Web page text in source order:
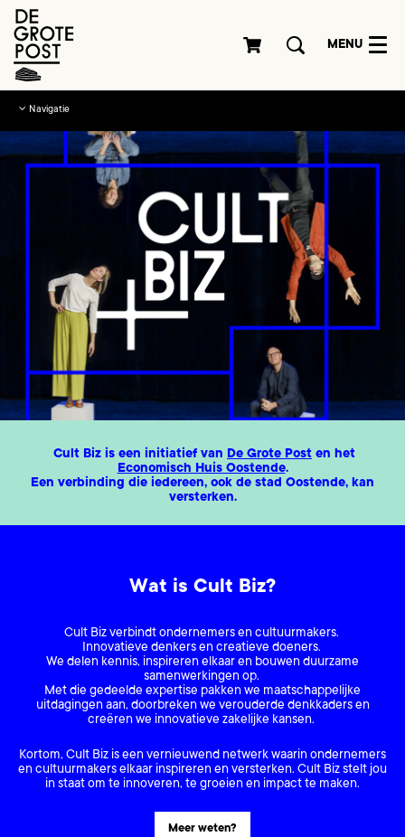
MENU
Navigatie
Cult Biz is een initiatief van De Grote Post en het
Economisch Huis Oostende.
Een verbinding die iedereen, ook de stad Oostende, kan
versterken.
Wat is Cult Biz?
Cult Biz verbindt ondernemers en cultuurmakers.
Innovatieve denkers en creatieve doeners.
We delen kennis, inspireren elkaar en bouwen duurzame
samenwerkingen op.
Met die gedeelde expertise pakken we maatschappelijke
uitdagingen aan, doorbreken we verouderde denkkaders en
creëren we innovatieve zakelijke kansen.
Kortom, Cult Biz is een vernieuwend netwerk waarin ondernemers
en cultuurmakers elkaar inspireren en versterken. Cult Biz stelt jou
in staat om te innoveren, te groeien en impact te maken.
Meer weten?